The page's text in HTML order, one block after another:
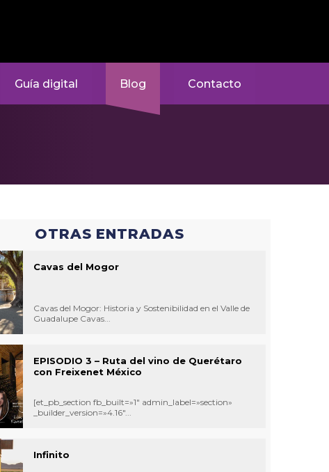
Guía digital Blog Contacto
OTRAS ENTRADAS
Cavas del Mogor
Cavas del Mogor: Historia y Sostenibilidad en el Valle de
Guadalupe Cavas...
EPISODIO 3 – Ruta del vino de Querétaro
con Freixenet México
[et_pb_section fb_built=»1″ admin_label=»section»
_builder_version=»4.16″...
Infinito